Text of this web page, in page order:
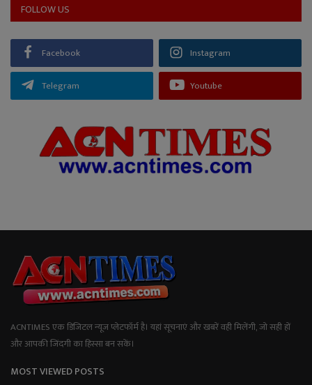
FOLLOW US
Facebook Instagram
Telegram Youtube
ACNTIMES एक डिजिटल न्यूज प्लेटफॉर्म है। यहां सूचनाएं और खबरें वही मिलेंगी, जो सही हों
और आपकी जिंदगी का हिस्सा बन सकें।
MOST VIEWED POSTS